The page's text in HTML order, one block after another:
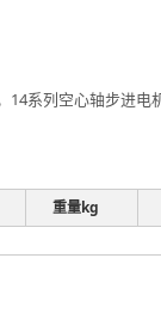
14系列空心轴步进电
重量kg